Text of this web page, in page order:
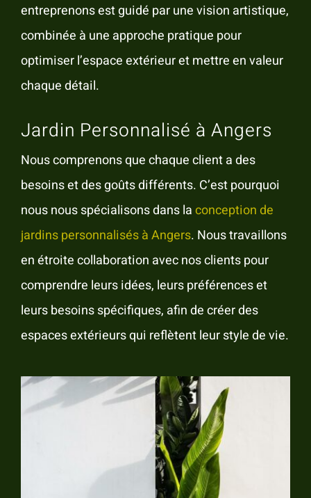
entreprenons est guidé par une vision artistique,
combinée à une approche pratique pour
optimiser l’espace extérieur et mettre en valeur
chaque détail.
Jardin Personnalisé à Angers
Nous comprenons que chaque client a des
besoins et des goûts différents. C’est pourquoi
nous nous spécialisons dans laconception de
jardins personnalisés à Angers. Nous travaillons
en étroite collaboration avec nos clients pour
comprendre leurs idées, leurs préférences et
leurs besoins spécifiques, afin de créer des
espaces extérieurs qui reflètent leur style de vie.